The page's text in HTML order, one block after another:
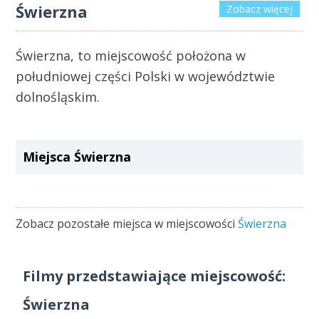
Zobacz więcej
Świerzna
Świerzna, to miejscowość położona w
południowej części Polski w województwie
dolnośląskim.
Miejsca Świerzna
Zobacz pozostałe miejsca w miejscowościŚwierzna
Filmy przedstawiające miejscowość:
Świerzna